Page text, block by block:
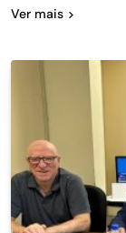
Ver mais